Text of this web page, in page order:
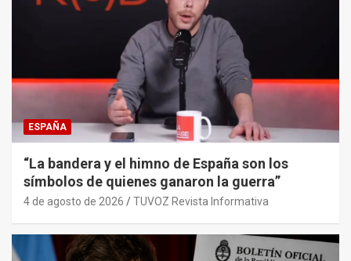
ESPAÑA
“La bandera y el himno de España son los
símbolos de quienes ganaron la guerra”
4 de agosto de 2026 TUVOZ Revista Informativa